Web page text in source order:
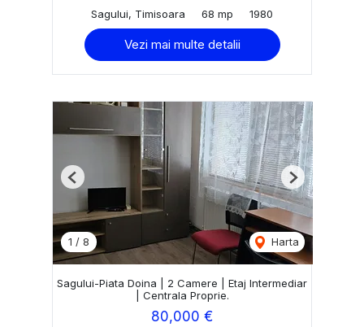
Sagului, Timisoara
68 mp 1980
Vezi mai multe detalii
1 / 8 Harta
Previous Next
Sagului-Piata Doina | 2 Camere | Etaj Intermediar
| Centrala Proprie.
80,000 €